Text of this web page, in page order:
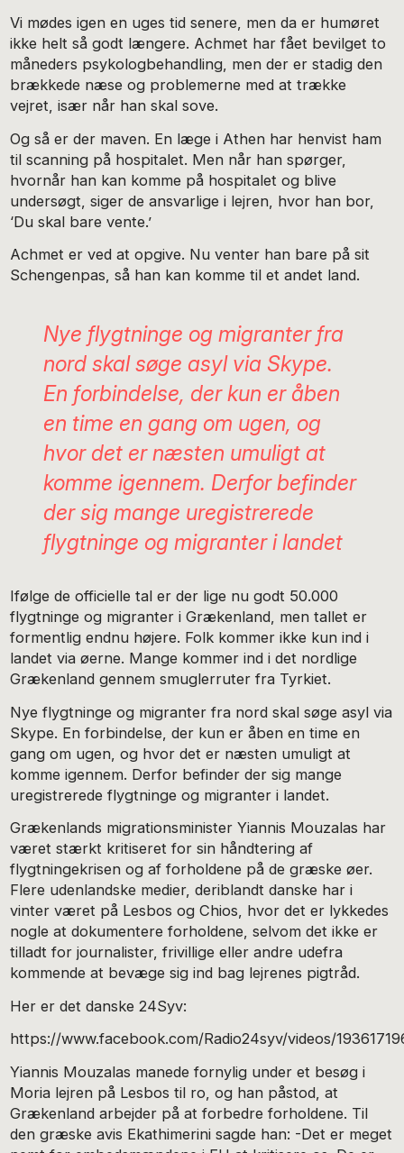
Vi mødes igen en uges tid senere, men da er humøret
ikke helt så godt længere. Achmet har fået bevilget to
måneders psykologbehandling, men der er stadig den
brækkede næse og problemerne med at trække
vejret, især når han skal sove.
Og så er der maven. En læge i Athen har henvist ham
til scanning på hospitalet. Men når han spørger,
hvornår han kan komme på hospitalet og blive
undersøgt, siger de ansvarlige i lejren, hvor han bor,
‘Du skal bare vente.’
Achmet er ved at opgive. Nu venter han bare på sit
Schengenpas, så han kan komme til et andet land.
Nye flygtninge og migranter fra
nord skal søge asyl via Skype.
En forbindelse, der kun er åben
en time en gang om ugen, og
hvor det er næsten umuligt at
komme igennem. Derfor befinder
der sig mange uregistrerede
flygtninge og migranter i landet
Ifølge de officielle tal er der lige nu godt 50.000
flygtninge og migranter i Grækenland, men tallet er
formentlig endnu højere. Folk kommer ikke kun ind i
landet via øerne. Mange kommer ind i det nordlige
Grækenland gennem smuglerruter fra Tyrkiet.
Nye flygtninge og migranter fra nord skal søge asyl via
Skype. En forbindelse, der kun er åben en time en
gang om ugen, og hvor det er næsten umuligt at
komme igennem. Derfor befinder der sig mange
uregistrerede flygtninge og migranter i landet.
Grækenlands migrationsminister Yiannis Mouzalas har
været stærkt kritiseret for sin håndtering af
flygtningekrisen og af forholdene på de græske øer.
Flere udenlandske medier, deriblandt danske har i
vinter været på Lesbos og Chios, hvor det er lykkedes
nogle at dokumentere forholdene, selvom det ikke er
tilladt for journalister, frivillige eller andre udefra
kommende at bevæge sig ind bag lejrenes pigtråd.
Her er det danske 24Syv:
https://www.facebook.com/Radio24syv/videos/
Yiannis Mouzalas manede fornylig under et besøg i
Moria lejren på Lesbos til ro, og han påstod, at
Grækenland arbejder på at forbedre forholdene. Til
den græske avis Ekathimerini sagde han: -Det er meget